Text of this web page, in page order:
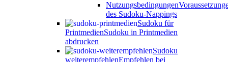
Nutzungsbedingungen
des Sudoku-Nappings
Sudoku für
PrintmedienSudoku in Printmedien
abdrucken
Sudoku
weiterempfehlenEmpfehlen bei